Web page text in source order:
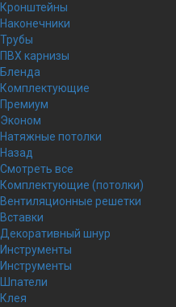
Кронштейны
Наконечники
Трубы
ПВХ карнизы
Бленда
Комплектующие
Премиум
Эконом
Натяжные потолки
Назад
Смотреть все
Комплектующие (потолки)
Вентиляционные решетки
Вставки
Декоративный шнур
Инструменты
Инструменты
Шпатели
Клея